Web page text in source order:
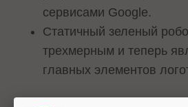
сервисами Google.
Статичный зеленый
трехмерным и теперь
главных элементов